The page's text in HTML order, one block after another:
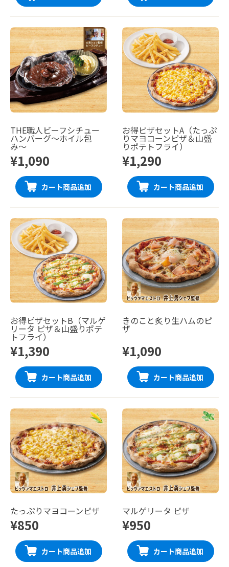
THE職人ビーフシチュー
ハンバーグ〜ホイル包
み〜
¥1,090
カート商品追加
お得ピザセットA（たっぷ
りマヨコーンピザ＆山盛
りポテトフライ）
¥1,290
カート商品追加
お得ピザセットB（マルゲ
リータ ピザ＆山盛りポテ
トフライ）
¥1,390
カート商品追加
きのこと炙り生ハムのピ
ザ
¥1,090
カート商品追加
たっぷりマヨコーンピザ
¥850
カート商品追加
マルゲリータ ピザ
¥950
カート商品追加